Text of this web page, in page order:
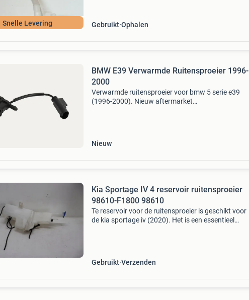
Snelle Levering Gebruikt Ophalen
BMW E39 Verwarmde Ruitensproeier 1996-
2000
Verwarmde ruitensproeier voor bmw 5 serie e39
(1996-2000). Nieuw aftermarket
Nieuw
Kia Sportage IV 4 reservoir ruitensproeier
98610-F1800 98610
Te reservoir voor de ruitensproeier is geschikt voor
de kia sportage iv (2020). Het is een essentieel
Gebruikt Verzenden